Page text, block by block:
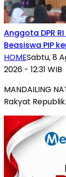
Anggota DPR
Beasiswa PIP
HOMESabtu, 8
2026 - 12:31 WIB
MANDAILING
Rakyat